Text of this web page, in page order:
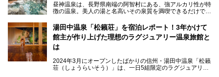
昼神温泉は、長野県南端の阿智村にある、強アルカリ性が特
徴の温泉。美人の湯と名高いその泉質を満喫できるだけでな
昼神温泉では、朝市などの観光スポットや、信州名物のおや
きを楽しめるグルメスポットなど、観光を楽しむにはぴった
りの場所が豊富にあります。
この記事では、昼神温泉での滞在を充実させる宿泊施設や日
帰り温泉、見どころ満載の観光・グルメスポットに加え、ア
クセス方法も順に紹介します。
湯田中温泉「松籟荘」を宿泊レポート！3年かけて
館主が作り上げた理想のラグジュアリー温泉旅館と
は
2024年3月にオープンしたばかりの信州・湯田中温泉「松籟
荘（しょうらいそう）」は、一日5組限定のラグジュアリー